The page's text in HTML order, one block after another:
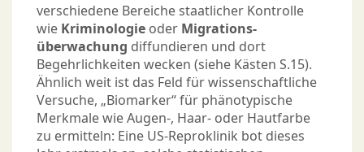
verschiedene Bereiche staatlicher Kontrolle
wie Kriminologie oder Migrations­
überwachung diffundieren und dort
Begehrlichkeiten wecken (siehe Kästen S.15).
Ähnlich weit ist das Feld für wissenschaftliche
Versuche, „Biomarker“ für phänotypische
Merkmale wie Augen-, Haar- oder Hautfarbe
zu ermitteln: Eine US-Reproklinik bot dieses